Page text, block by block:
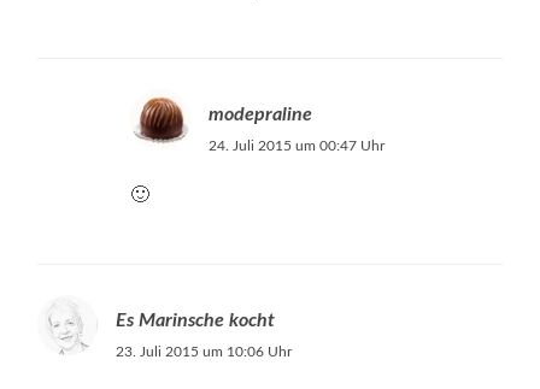
modepraline
24. Juli 2015 um 00:47 Uhr
🙂
Es Marinsche kocht
23. Juli 2015 um 10:06 Uhr